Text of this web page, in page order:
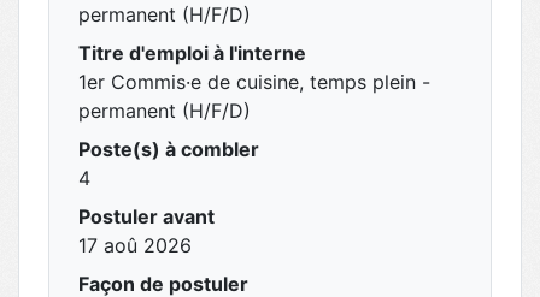
permanent (H/F/D)
Titre d'emploi à l'interne
1er Commis·e de cuisine, temps plein -
permanent (H/F/D)
Poste(s) à combler
4
Postuler avant
17 aoû 2026
Façon de postuler